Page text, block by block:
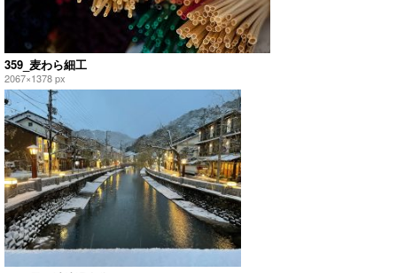
359_麦わら細工
2067×1378 px